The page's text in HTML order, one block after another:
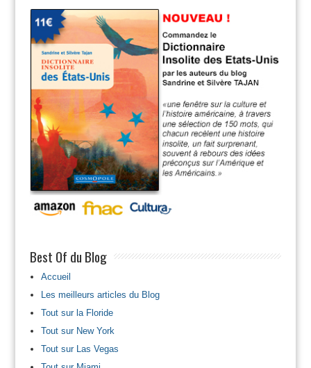
Best Of du Blog
Accueil
Les meilleurs articles du Blog
Tout sur la Floride
Tout sur New York
Tout sur Las Vegas